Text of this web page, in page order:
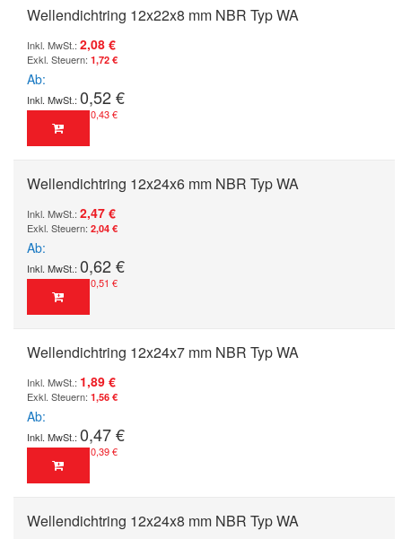
Wellendichtring 12x22x8 mm NBR Typ WA
2,08 €
1,72 €
Ab
0,52 €
0,43 €
Wellendichtring 12x24x6 mm NBR Typ WA
2,47 €
2,04 €
Ab
0,62 €
0,51 €
Wellendichtring 12x24x7 mm NBR Typ WA
1,89 €
1,56 €
Ab
0,47 €
0,39 €
Wellendichtring 12x24x8 mm NBR Typ WA